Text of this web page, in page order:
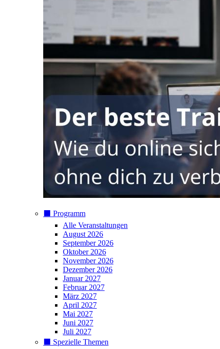
⬛️ Programm
Alle Veranstaltungen
August 2026
September 2026
Oktober 2026
November 2026
Dezember 2026
Januar 2027
Februar 2027
März 2027
April 2027
Mai 2027
Juni 2027
Juli 2027
⬛️ Spezielle Themen